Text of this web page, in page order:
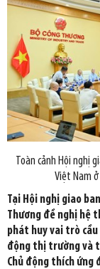
Toàn cảnh Hội nghị
Việt Nam
Tại Hội nghị giao
Thương đề nghị hệ
phát huy vai trò
động thị trường và
Chủ động thích